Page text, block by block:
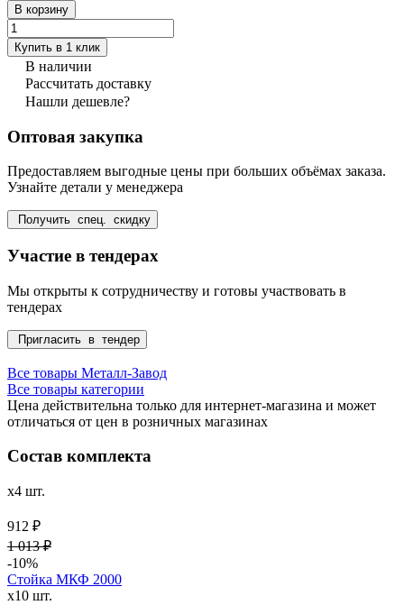
В корзину
Купить в 1 клик
В наличии
Рассчитать доставку
Нашли дешевле?
Оптовая закупка
Предоставляем выгодные цены при больших объёмах заказа.
Узнайте детали у менеджера
Получить спец. скидку
Участие в тендерах
Мы открыты к сотрудничеству и готовы участвовать в
тендерах
Пригласить в тендер
Все товары Металл-Завод
Все товары категории
Цена действительна только для интернет-магазина и может
отличаться от цен в розничных магазинах
Состав комплекта
x4 шт.
912 ₽
1 013 ₽
-10%
Стойка МКФ 2000
x10 шт.